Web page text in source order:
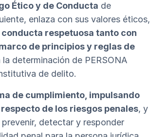
Ético y de Conducta de
enlaza con sus valores éticos,
conducta respetuosa tanto con
de principios y reglas de
determinación de PERSONA
de delito.
de cumplimiento, impulsando
de los riesgos penales, y
detectar y responder